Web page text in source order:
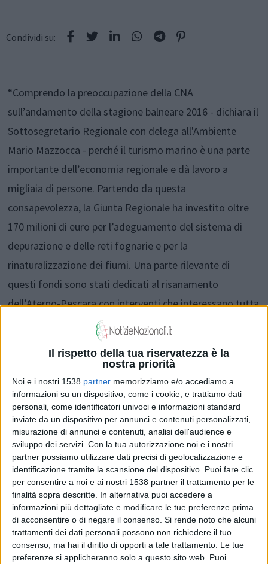
Il rispetto della tua riservatezza è la
nostra priorità
Noi e i nostri 1538 partner memorizziamo e/o accediamo a
informazioni su un dispositivo, come i cookie, e trattiamo dati
personali, come identificatori univoci e informazioni standard
inviate da un dispositivo per annunci e contenuti personalizzati,
misurazione di annunci e contenuti, analisi dell'audience e
sviluppo dei servizi. Con la tua autorizzazione noi e i nostri
partner possiamo utilizzare dati precisi di geolocalizzazione e
identificazione tramite la scansione del dispositivo. Puoi fare clic
per consentire a noi e ai nostri 1538 partner il trattamento per le
finalità sopra descritte. In alternativa puoi accedere a
informazioni più dettagliate e modificare le tue preferenze prima
di acconsentire o di negare il consenso. Si rende noto che alcuni
trattamenti dei dati personali possono non richiedere il tuo
consenso, ma hai il diritto di opporti a tale trattamento. Le tue
preferenze si applicheranno solo a questo sito web. Puoi
Condividi su:
“Comprendo la preoccupazione della CNA
sull’andamento della stagione balneare 2016 - dichiara il
Sottosegretario Regionale con delega all'Ambiente
Mario Mazzocca - perché il turismo marino è una parte
importante dell’economia regionale e dà lavoro a
migliaia di persone. Partendo da questa
consapevolezza, la Giunta Regionale ha investito oltre
170 milioni di euro per l’adeguamento del sistema di
depurazione e delle reti fognarie e per la
rinaturalizzazione dei fiumi. Una parte rilevante di
questi fondi sono stati dedicati al risanamento
dell’Aterno-Pescara con interventi che interessano tutta
l’asta fluviale e che sono attualmente in corso di
L’impiego di tali ingenti risorse è continuamente
monitorato dalla Giunta Regionale e, nel mese di
maggio, sono stati pubblicati i dati relativi allo stato di
avanzamento dei lavori affidati alla gestione delle
società acquedottistiche, che vengono continuamente
sollecitate a fare presto e bene.
Sempre nel mese di maggio, la Regione ha dato vita ad
una task force, della quale fanno parte – oltre al
direttore del Dipartimento OO.PP. – rappresentanti